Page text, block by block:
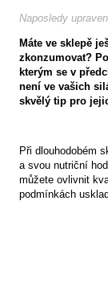
Naposledy
Máte ve sklepě
zkonzumovat?
kterým se v
není ve vašich
skvělý tip pro
Při dlouhodobém
a svou nutriční
můžete ovlivnit
podmínkách